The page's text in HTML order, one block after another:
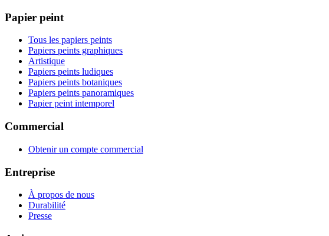
Papier peint
Tous les papiers peints
Papiers peints graphiques
Artistique
Papiers peints ludiques
Papiers peints botaniques
Papiers peints panoramiques
Papier peint intemporel
Commercial
Obtenir un compte commercial
Entreprise
À propos de nous
Durabilité
Presse